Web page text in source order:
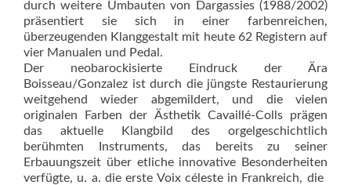
durch weitere Umbauten von Dargassies (1988/2002)
präsentiert sie sich in einer farbenreichen,
überzeugenden Klanggestalt mit heute 62 Registern auf
vier Manualen und Pedal.
Der neobarockisierte Eindruck der Ära
Boisseau/Gonzalez ist durch die jüngste Restaurierung
weitgehend wieder abgemildert, und die vielen
originalen Farben der Ästhetik Cavaillé-Colls prägen
das aktuelle Klangbild des orgelgeschichtlich
berühmten Instruments, das be­reits zu seiner
Erbauungszeit über etliche innovative Besonderheiten
verfügte, u. a. die erste Voix céleste in Frankreich, die 